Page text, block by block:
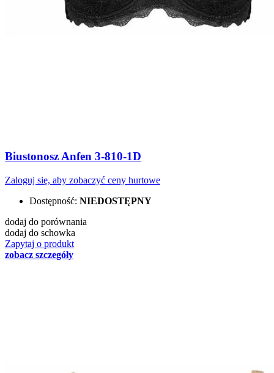
Biustonosz Anfen 3-810-1D
Zaloguj się, aby zobaczyć ceny hurtowe
Dostępność: NIEDOSTĘPNY
dodaj do porównania
dodaj do schowka
Zapytaj o produkt
zobacz szczegóły